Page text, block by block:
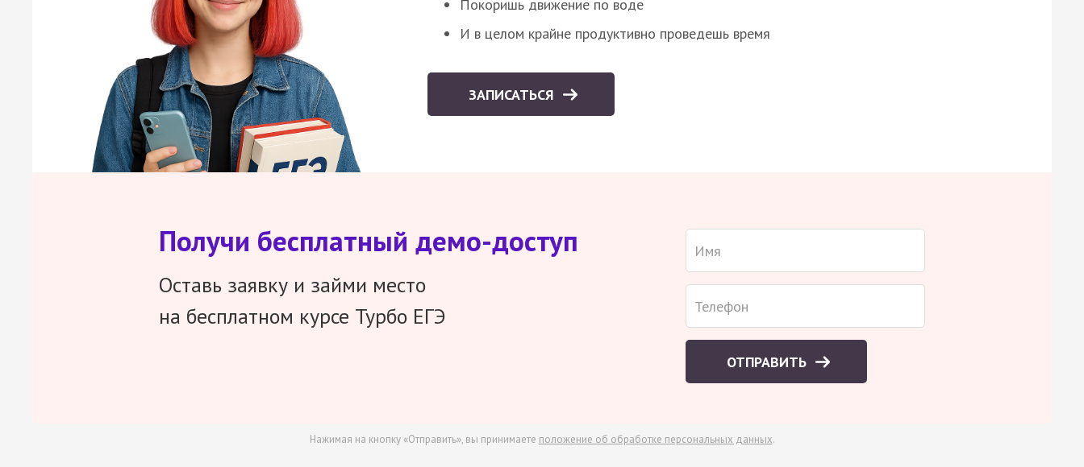
Покоришь движение по воде
И в целом крайне продуктивно проведешь время
ЗАПИСАТЬСЯ
Получи бесплатный демо-доступ
Оставь заявку и займи место
на бесплатном курсе Турбо ЕГЭ
ОТПРАВИТЬ
Нажимая на кнопку «Отправить», вы принимаете положение об обработке персональных данных.